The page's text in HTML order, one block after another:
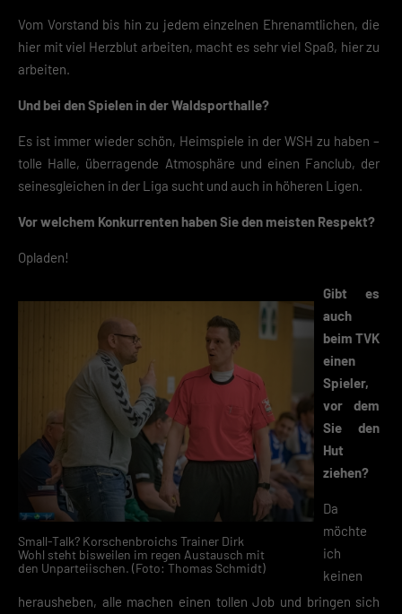
Vom Vorstand bis hin zu jedem einzelnen Ehrenamtlichen, die
hier mit viel Herzblut arbeiten, macht es sehr viel Spaß, hier zu
arbeiten.
Und bei den Spielen in der Waldsporthalle?
Es ist immer wieder schön, Heimspiele in der WSH zu haben –
tolle Halle, überragende Atmosphäre und einen Fanclub, der
seinesgleichen in der Liga sucht und auch in höheren Ligen.
Vor welchem Konkurrenten haben Sie den meisten Respekt?
Opladen!
Small-Talk? Korschenbroichs Trainer Dirk
Wohl steht bisweilen im regen Austausch mit
den Unparteiischen. (Foto: Thomas Schmidt)
Gibt es
auch
beim TVK
einen
Spieler,
vor dem
Sie den
Hut
ziehen?
Da
möchte
ich
keinen
herausheben, alle machen einen tollen Job und bringen sich
Mit dem Klick auf „Verstanden“ erklärst du dich mit der Verwendung der
Cookies einverstanden. Wir bitten dich um Verständnis, dass du ohne
Wenn du unter 16 Jahre alt bist und deine Zustimmung zu freiwilligen
Erlaubnis bitten.
Hier finden Sie eine Übersicht über alle verwendeten Cookies. Sie
Ihre Einwilligung zu ganzen Kategorien geben oder sich weitere
auswählen.
Essenziell (2)
Essenzielle Cookies ermöglichen grundlegende Funktionen und sind für die
einwandfreie Funktion der Website erforderlich.
Cookie-Informationen anzeigen
Datenschutzerklärung